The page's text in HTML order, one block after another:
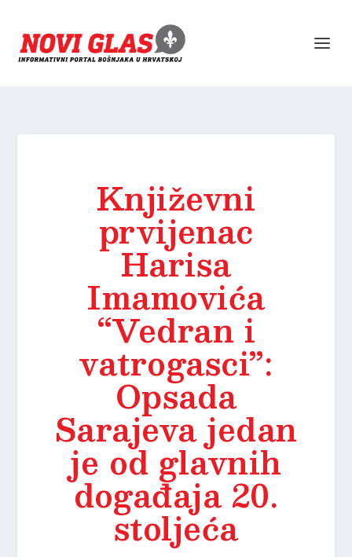
Književni
prvijenac
Harisa
Imamovića
“Vedran i
vatrogasci”:
Opsada
Sarajeva jedan
je od glavnih
događaja 20.
stoljeća